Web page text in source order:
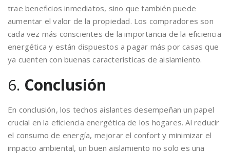
trae beneficios inmediatos, sino que también puede
aumentar el valor de la propiedad. Los compradores son
cada vez más conscientes de la importancia de la eficiencia
energética y están dispuestos a pagar más por casas que
ya cuenten con buenas características de aislamiento.
6. Conclusión
En conclusión, los techos aislantes desempeñan un papel
crucial en la eficiencia energética de los hogares. Al reducir
el consumo de energía, mejorar el confort y minimizar el
impacto ambiental, un buen aislamiento no solo es una